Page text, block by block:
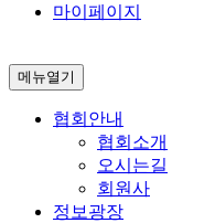
마이페이지
메뉴열기
협회안내
협회소개
오시는길
회원사
정보광장